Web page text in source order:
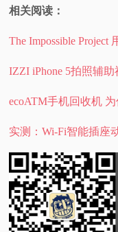
相关阅读：
The Impossible Project
IZZI iPhone 5拍照辅助
ecoATM手机回收机
实测：Wi-Fi智能插座